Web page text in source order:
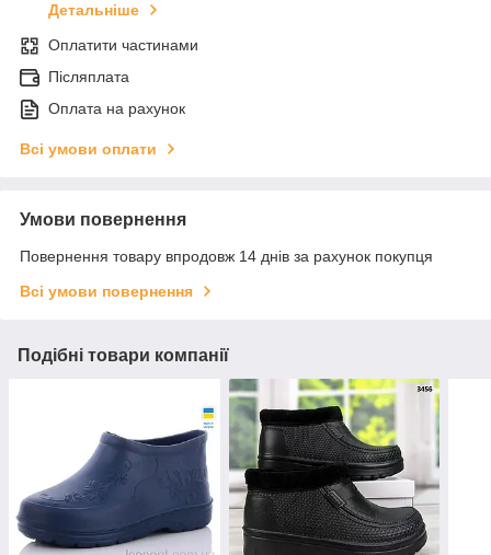
Детальніше
Оплатити частинами
Післяплата
Оплата на рахунок
Всі умови оплати
Умови повернення
Повернення товару впродовж 14 днів за рахунок покупця
Всі умови повернення
Подібні товари компанії